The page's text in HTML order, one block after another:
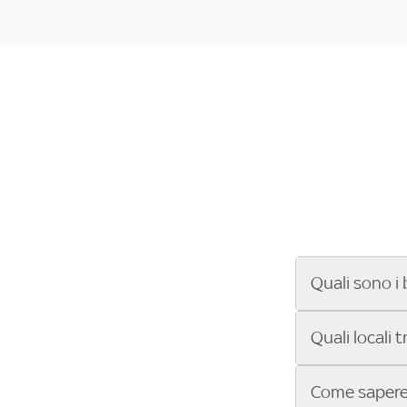
Quali sono i
Se cerchi un
ENILIVE, la
Sky Bar ti
Quali locali
Vuoi sapere
Come